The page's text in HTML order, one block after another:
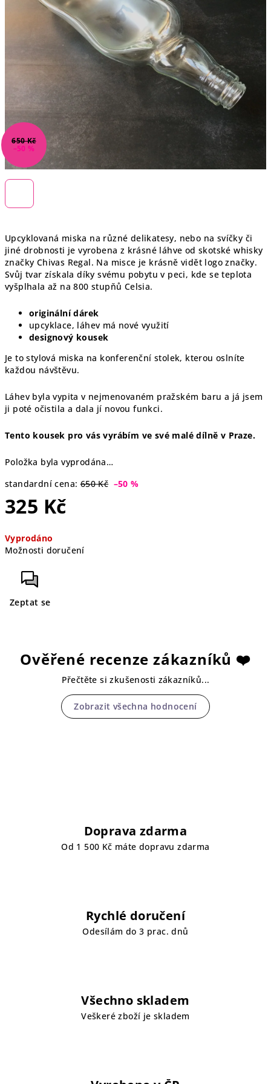
Upcyklovaná miska na různé delikatesy, nebo na svíčky či
jiné drobnosti je vyrobena z krásné láhve od skotské whisky
značky Chivas Regal. Na misce je krásně vidět logo značky.
Svůj tvar získala díky svému pobytu v peci, kde se teplota
vyšplhala až na 800 stupňů Celsia.
originální dárek
upcyklace, láhev má nové využití
designový kousek
Je to stylová miska na konferenční stolek, kterou oslníte
každou návštěvu.
Láhev byla vypita v nejmenovaném pražském baru a já jsem
ji poté očistila a dala jí novou funkci.
Tento kousek pro vás vyrábím ve své malé dílně v Praze.
Položka byla vyprodána…
standardní cena: 650 Kč –50 %
325 Kč
cena:
Vyprodáno
Možnosti doručení
Zeptat se
650 Kč
–50 %
Ověřené recenze zákazníků ❤️
Přečtěte si zkušenosti zákazníků...
Zobrazit všechna hodnocení
Doprava zdarma
Od 1 500 Kč máte dopravu zdarma
Rychlé doručení
Odesílám do 3 prac. dnů
Všechno skladem
Veškeré zboží je skladem